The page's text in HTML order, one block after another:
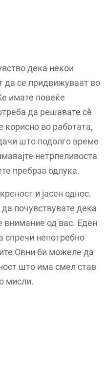
дека некои
да се придвижуваат во
имате повеќе
да решавате сè
во работата,
што подолго време
нетрпеливоста
пребрза одлука.
и јасен однос.
почувствувате дека
внимание од вас. Еден
спречи непотребно
Овни би можеле да
што има смел став
мисли.